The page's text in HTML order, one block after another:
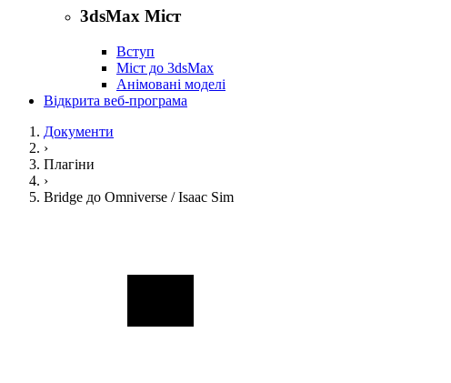
3dsMax Міст
Вступ
Міст до 3dsMax
Анімовані моделі
Відкрита веб-програма
Документи
›
Плагіни
›
Bridge до Omniverse / Isaac Sim